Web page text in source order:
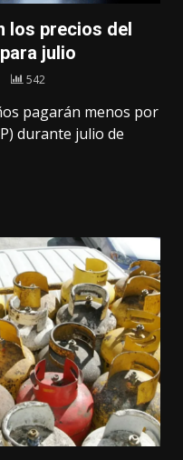
los precios del
julio
542
pagarán menos por
durante julio de